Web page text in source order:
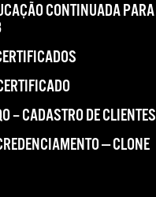
CONTINUADA PARA
– CADASTRO DE CLIENTES
— CLONE